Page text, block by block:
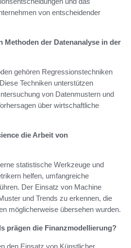
von entscheidender
Methoden der Datenanalyse in der
gehören Regressionstechniken
Techniken unterstützen
von Datenmustern und
über wirtschaftliche
die Arbeit von
statistische Werkzeuge und
helfen, umfangreiche
Der Einsatz von Machine
und Trends zu erkennen, die
möglicherweise übersehen wurden.
prägen die Finanzmodellierung?
den Einsatz von Künstlicher